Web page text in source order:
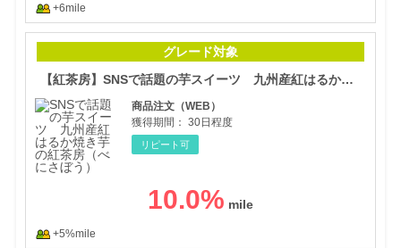
+6mile
グレード対象
【紅茶房】SNSで話題の芋スイーツ 九州産紅はるか焼き芋の紅茶房（べにさぼう）
商品注文（WEB）
獲得期間： 30日程度
リピート可
10.0%
+5%mile